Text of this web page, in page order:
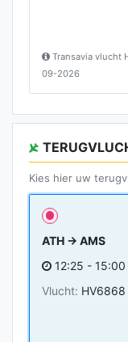
Transavia vlucht
09-2026
Kies hier uw
ATH → AMS
12:25 - 15:00
Vlucht: HV6868